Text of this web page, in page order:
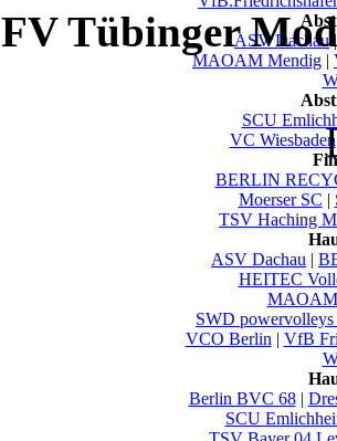
ASV Dachau
MAOAM Mendig |
SCU
VC Wiesbaden
BERLIN
Moerser SC |
TSV Haching
ASV Dachau |
HEITEC
SWD
VCO Berlin | VfB
Berlin BVC 68|
SCU
FV Tübinger